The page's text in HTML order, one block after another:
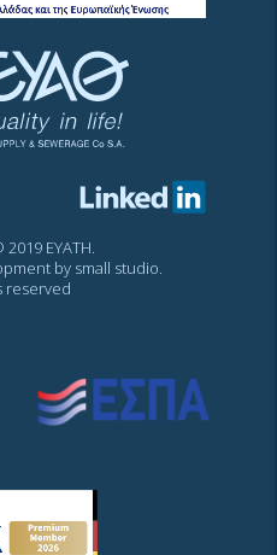
EYATH.
by small studio.
reserved